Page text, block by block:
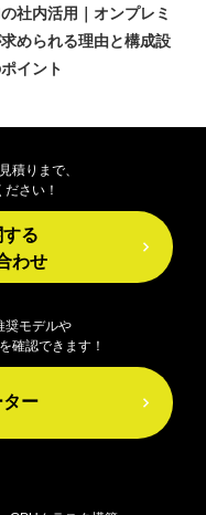
社内活用｜オンプレミ
められる理由と構成設
イント
積りまで、
さい！
る
わせ
奨モデルや
確認できます！
ター